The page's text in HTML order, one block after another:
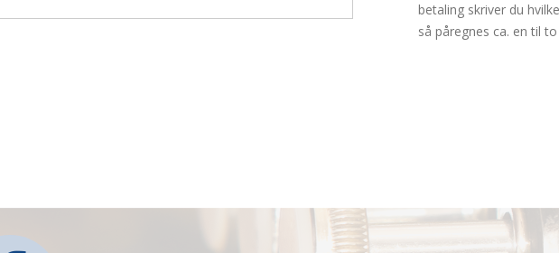
betaling skriver du
så påregnes ca. en til